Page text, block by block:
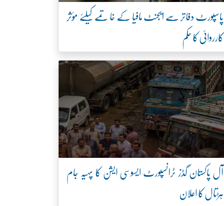
پاسپورٹ دفاتر سے ایجنٹ مافیا کے خاتمے کیلئے مؤثر
کارروائی کا حکم
آل پاکستان گڈز ٹرانسپورٹ ایسوسی ایشن کا پہیہ جام
ہڑتال کا اعلان